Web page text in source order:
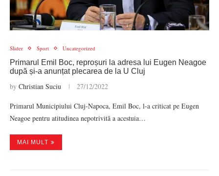
Slider Sport Uncategorized
Primarul Emil Boc, reproșuri la adresa lui Eugen Neagoe
după și-a anunțat plecarea de la U Cluj
by Christian Suciu 27/12/2022
Primarul Municipiului Cluj-Napoca, Emil Boc, l-a criticat pe Eugen
Neagoe pentru atitudinea nepotrivită a acestuia…
MAI MULT